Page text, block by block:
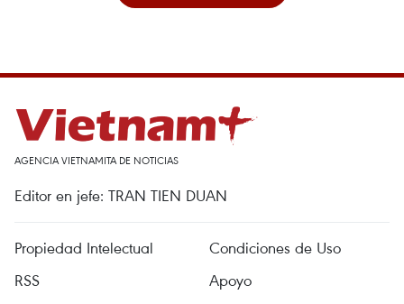
AGENCIA VIETNAMITA DE NOTICIAS
Editor en jefe: TRAN TIEN DUAN
Propiedad Intelectual
Condiciones de Uso
RSS
Apoyo